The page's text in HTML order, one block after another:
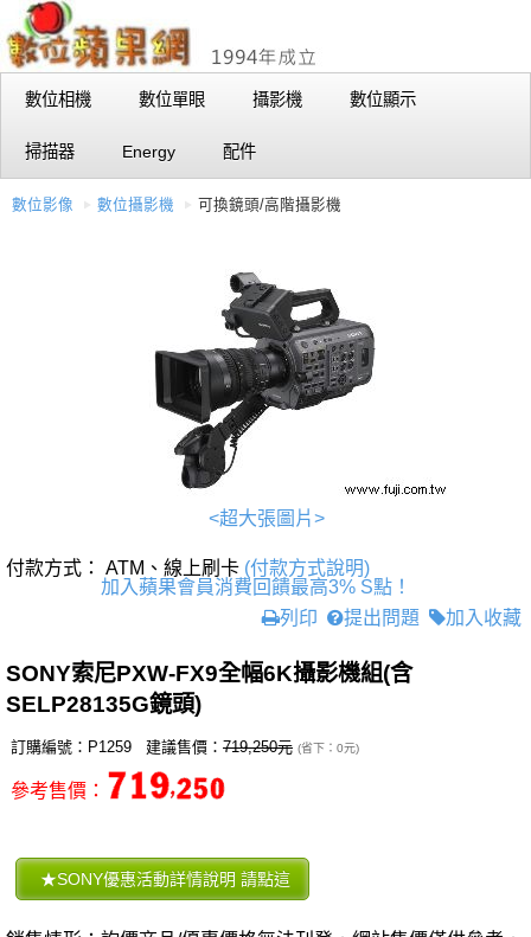
數位相機 數位單眼 攝影機 數位顯示
掃描器 Energy 配件
數位影像 數位攝影機 可換鏡頭/高階攝影機
<超大張圖片>
付款方式： ATM、線上刷卡 (付款方式說明)
加入蘋果會員消費回饋最高3% S點！
列印
提出問題 加入收藏
SONY索尼PXW-FX9全幅6K攝影機組(含
SELP28135G鏡頭)
訂購編號：P1259 建議售價： 719,250元 (省下：0元)
參考售價：